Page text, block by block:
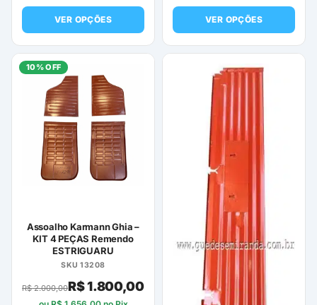
VER OPÇÕES
Este
tem
várias
variantes.
As
opções
podem
ser
página
do
produto
VER OPÇÕES
Este
tem
várias
variantes.
As
opções
podem
escolhidas
página
do
produto
10% OFF
Assoalho Karmann Ghia –
KIT 4 PEÇAS Remendo
ESTRIGUARU
SKU 13208
R$2.000,00R$1.800,00